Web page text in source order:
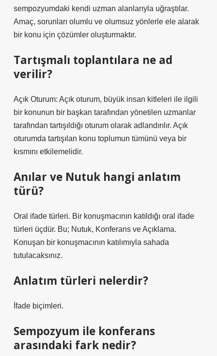
sempozyumdaki kendi uzman alanlarıyla uğraştılar.
Amaç, sorunları olumlu ve olumsuz yönlerle ele alarak
bir konu için çözümler oluşturmaktır.
Tartışmalı toplantılara ne ad
verilir?
Açık Oturum: Açık oturum, büyük insan kitleleri ile ilgili
bir konunun bir başkan tarafından yönetilen uzmanlar
tarafından tartışıldığı oturum olarak adlandırılır. Açık
oturumda tartışılan konu toplumun tümünü veya bir
kısmını etkilemelidir.
Anılar ve Nutuk hangi anlatım
türü?
Oral ifade türleri. Bir konuşmacının katıldığı oral ifade
türleri üçdür. Bu; Nutuk, Konferans ve Açıklama.
Konuşan bir konuşmacının katılımıyla sahada
tutulacaksınız.
Anlatım türleri nelerdir?
İfade biçimleri.
Sempozyum ile konferans
arasındaki fark nedir?